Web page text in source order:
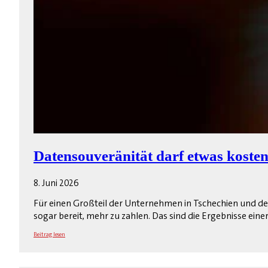
Datensouveränität darf etwas kosten
8. Juni 2026
Für einen Großteil der Unternehmen in Tschechien und
sogar bereit, mehr zu zahlen. Das sind die Ergebnisse
Beitrag lesen